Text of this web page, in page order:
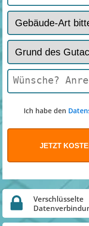
Ich habe den
Verschlüsselte